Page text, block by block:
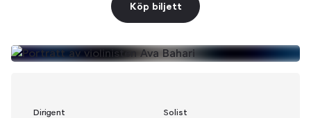
Köp biljett
Dirigent Solist